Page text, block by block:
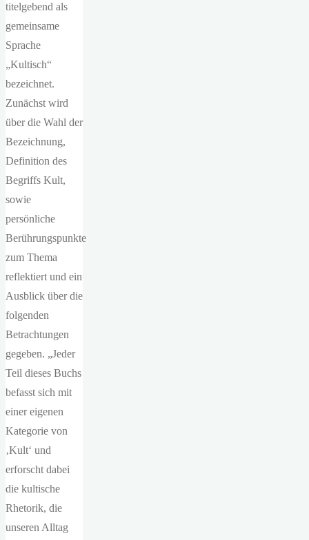
titelgebend als
gemeinsame
Sprache
„Kultisch“
bezeichnet.
Zunächst wird
über die Wahl der
Bezeichnung,
Definition des
Begriffs Kult,
sowie
persönliche
Berührungspunkte
zum Thema
reflektiert und ein
Ausblick über die
folgenden
Betrachtungen
gegeben. „Jeder
Teil dieses Buchs
befasst sich mit
einer eigenen
Kategorie von
‚Kult‘ und
erforscht dabei
die kultische
Rhetorik, die
unseren Alltag